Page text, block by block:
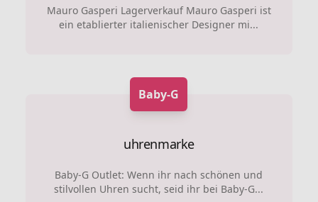
Mauro Gasperi Lagerverkauf Mauro Gasperi ist
ein etablierter italienischer Designer mi...
Baby-G
uhrenmarke
Baby-G Outlet: Wenn ihr nach schönen und
stilvollen Uhren sucht, seid ihr bei Baby-G...